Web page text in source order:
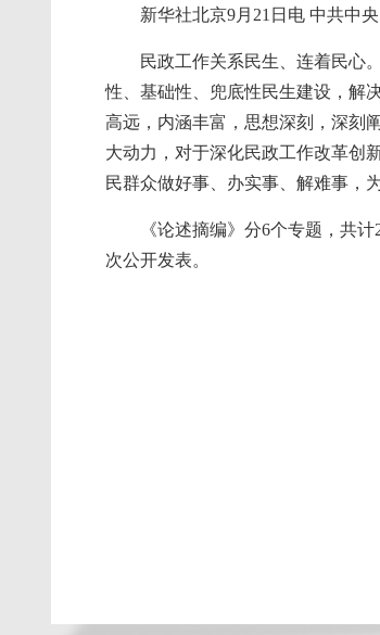
新华社北京9月21日电 中共中
民政工作关系民生、连着民心
性、基础性、兜底性民生建设，解
高远，内涵丰富，思想深刻，深刻
大动力，对于深化民政工作改革创
民群众做好事、办实事、解难事，
《论述摘编》分6个专题，共
次公开发表。